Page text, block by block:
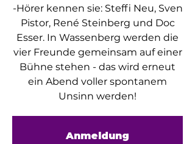
-Hörer kennen sie: Steffi Neu, Sven
Pistor, René Steinberg und Doc
Esser. In Wassenberg werden die
vier Freunde gemeinsam auf einer
Bühne stehen - das wird erneut
ein Abend voller spontanem
Anmeldung